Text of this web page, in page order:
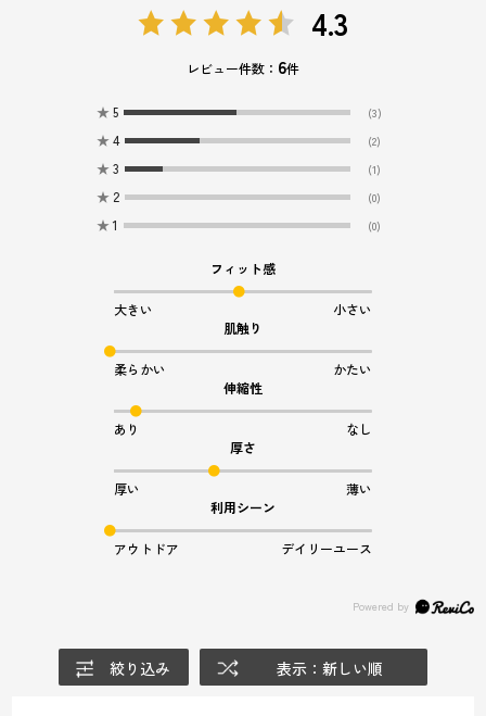
4.3
レビュー件数： 6件
★ 5 (3)
★ 4 (2)
★ 3 (1)
★ 2 (0)
★ 1 (0)
フィット感
大きい
小さい
肌触り
柔らかい
かたい
伸縮性
あり
なし
厚さ
厚い
薄い
利用シーン
アウトドア デイリーユース
絞り込み 表示：新しい順